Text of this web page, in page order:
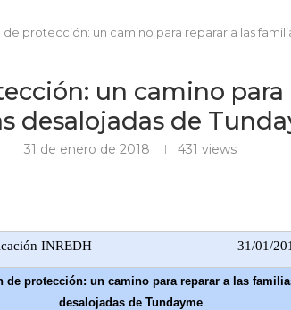
de protección: un camino para reparar a las
un camino para
desalojadas de
31 de enero de 2018 431 views
INREDH 31/01/
de protección: un camino para reparar a las
desalojadas de Tundayme